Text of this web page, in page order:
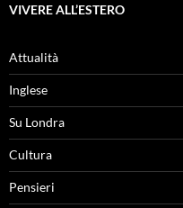
VIVERE ALL’ESTERO
Attualità
Inglese
Su Londra
Cultura
Pensieri